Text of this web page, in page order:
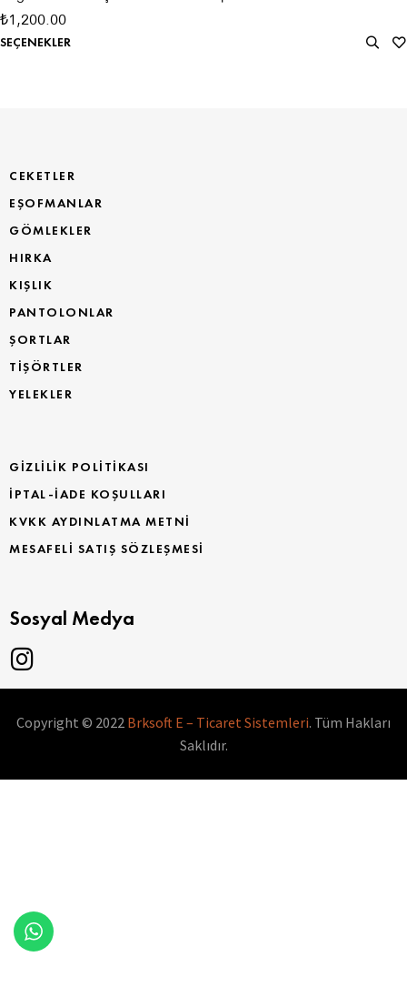
₺1,200.00
SEÇENEKLER
CEKETLER
EŞOFMANLAR
GÖMLEKLER
HIRKA
KIŞLIK
PANTOLONLAR
ŞORTLAR
TİŞÖRTLER
YELEKLER
GIZLILIK POLITIKASI
İPTAL-İADE KOŞULLARI
KVKK AYDINLATMA METNI
MESAFELI SATIŞ SÖZLEŞMESI
Sosyal Medya
Copyright © 2022 Brksoft E – Ticaret Sistemleri. Tüm Hakları
Saklıdır.